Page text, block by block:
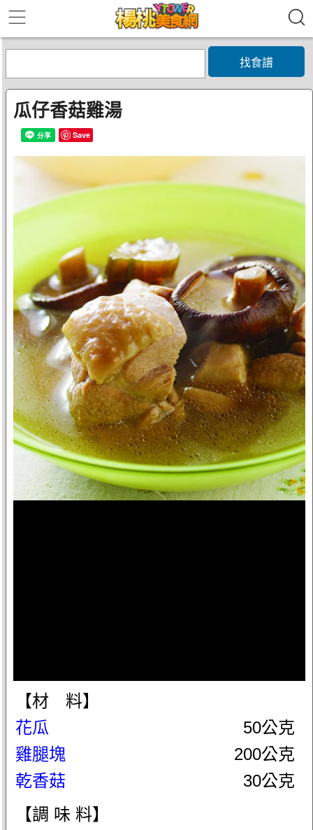
找食譜
瓜仔香菇雞湯
Save
【材 料】
花瓜
50公克
雞腿塊
200公克
乾香菇
30公克
【調 味 料】